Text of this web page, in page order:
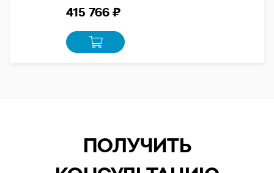
415 766 ₽
ПОЛУЧИТЬ